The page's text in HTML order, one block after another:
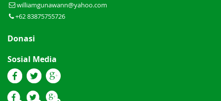
williamgunawann@yahoo.com
+62 83875755726
Donasi
Sosial Media